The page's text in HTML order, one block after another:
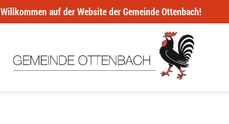
Willkommen auf der Website der Gemeinde Ottenbach!